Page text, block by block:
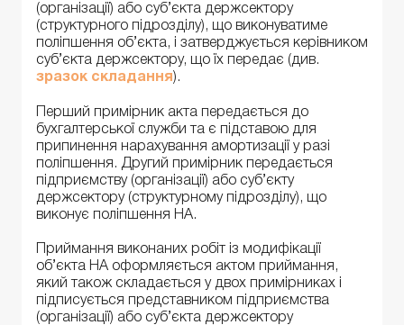
(організації) або суб’єкта держсектору
(структурного підрозділу), що виконуватиме
поліпшення об’єкта, і затверджується керівником
суб’єкта держсектору, що їх передає (див.
зразок складання ).
Перший примірник акта передається до
бухгалтерської служби та є підставою для
припинення нарахування амортизації у разі
поліпшення. Другий примірник передається
підприємству (організації) або суб’єкту
держсектору (структурному підрозділу), що
виконує поліпшення НА.
Приймання виконаних робіт із модифікації
об’єкта НА оформляється актом приймання,
який також складається у двох примірниках і
підписується представником підприємства
(організації) або суб’єкта держсектору